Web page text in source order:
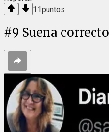
11puntos
#9 Suena correcto